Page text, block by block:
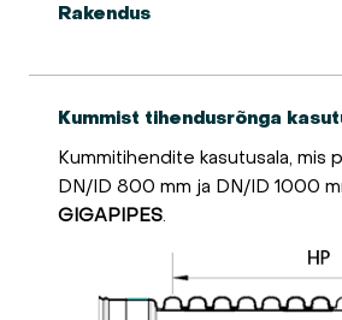
Rakendus
Kummist tihendusrõnga
Kummitihendite kasutusala, mis
DN/ID 800 mm ja DN/ID 1000
GIGAPIPES.